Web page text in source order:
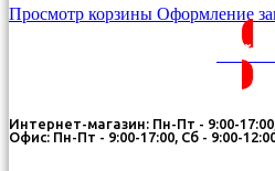
Просмотр корзины Оформление
ВОЙТИ
Интернет-магазин: Пн-Пт - 9:00-
Офис: Пн-Пт - 9:00-17:00, Сб - 9:00-